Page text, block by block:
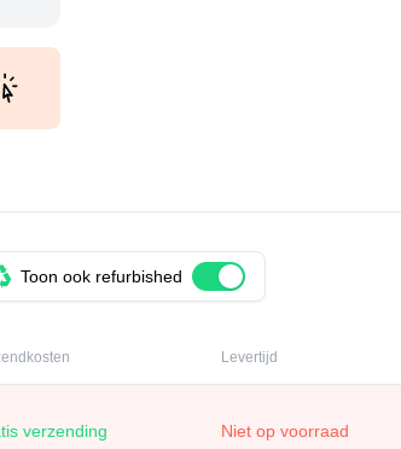
Toon ook refurbished Use setting
Levertijd
verzending Niet op voorraad